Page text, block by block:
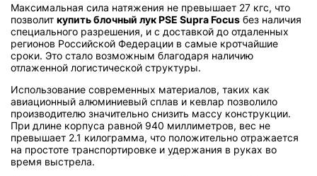
Максимальная сила натяжения не превышает 27 кгс, что
позволит купить блочный лук PSE Supra Focus без наличия
специального разрешения, и с доставкой до отдаленных
регионов Российской Федерации в самые кротчайшие
сроки. Это стало возможным благодаря наличию
отлаженной логистической структуры.
Использование современных материалов, таких как
авиационный алюминиевый сплав и кевлар позволило
производителю значительно снизить массу конструкции.
При длине корпуса равной 940 миллиметров, вес не
превышает 2.1 килограмма, что положительно отражается
на простоте транспортировке и удержания в руках во
время выстрела.